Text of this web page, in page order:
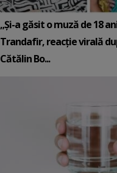
„Și-a găsit o muză de 18
Trandafir, reacție virală
Cătălin Bo...